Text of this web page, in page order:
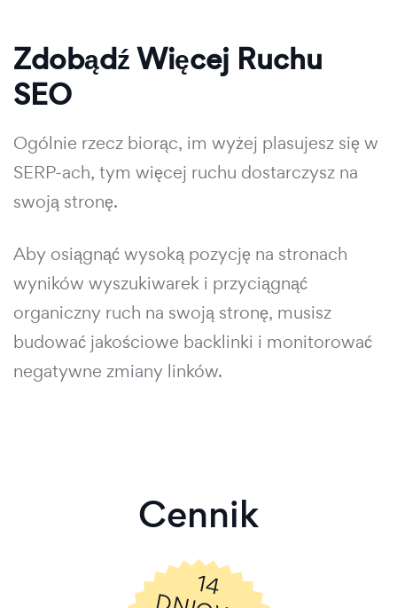
Zdobądź Więcej Ruchu
SEO
Ogólnie rzecz biorąc, im wyżej plasujesz się w
SERP-ach, tym więcej ruchu dostarczysz na
swoją stronę.
Aby osiągnąć wysoką pozycję na stronach
wyników wyszukiwarek i przyciągnąć
organiczny ruch na swoją stronę, musisz
budować jakościowe backlinki i monitorować
negatywne zmiany linków.
Cennik
14
N
IO
W
Y
A
R
M
O
W
Y
K
R
E
S
R
Ó
B
N